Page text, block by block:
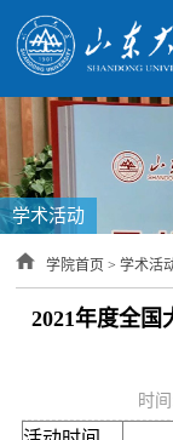
学术活动
学院首页 >学术活
2021年度全国
时